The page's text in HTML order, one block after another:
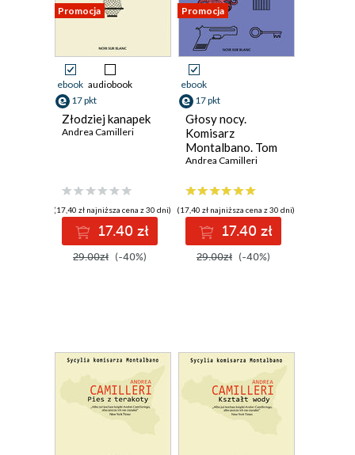
Promocja
ebook audiobook
17 pkt
Złodziej kanapek
Andrea Camilleri
(17,40 zł najniższa cena z 30 dni)
17.40 zł
29.00zł (-40%)
Promocja
ebook
17 pkt
Głosy nocy.
Komisarz
Montalbano. Tom
20
Andrea Camilleri
(17,40 zł najniższa cena z 30 dni)
17.40 zł
29.00zł (-40%)